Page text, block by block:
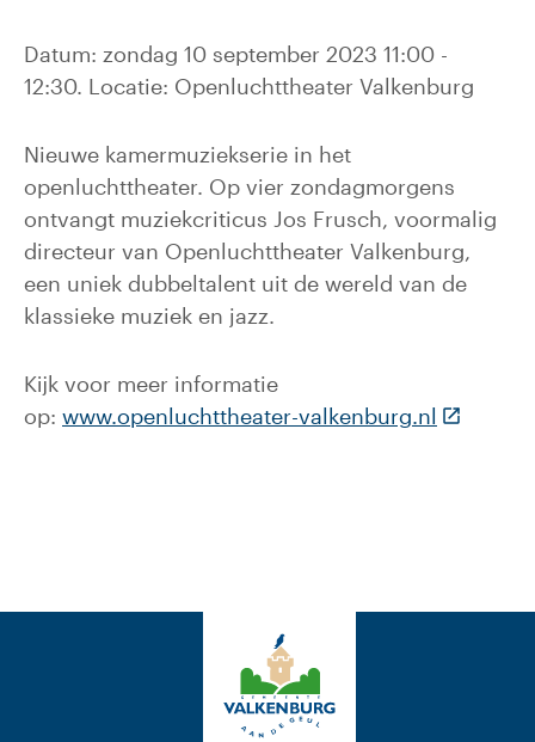
Datum: zondag 10 september 2023 11:00 -
12:30. Locatie: Openluchttheater Valkenburg
Nieuwe kamermuziekserie in het
openluchttheater. Op vier zondagmorgens
ontvangt muziekcriticus Jos Frusch, voormalig
directeur van Openluchttheater Valkenburg,
een uniek dubbeltalent uit de wereld van de
klassieke muziek en jazz.
Kijk voor meer informatie
op: www.openluchttheater-valkenburg.nl (Deze